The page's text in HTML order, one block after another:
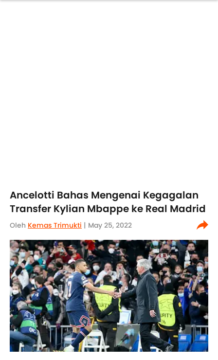
Ancelotti Bahas Mengenai Kegagalan
Transfer Kylian Mbappe ke Real Madrid
Oleh Kemas Trimukti | May 25, 2022